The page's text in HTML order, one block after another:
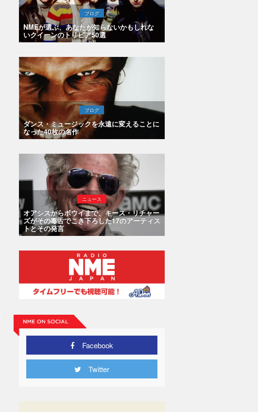
ブログ
NMEが選ぶ、あなたが知らないかもしれな
いクイーンのトリビア50選
ブログ
ダンス・ミュージックを永遠に変えることに
なった40枚の名作
ニュース
オアシスからボウイまで、キース・リチャー
ズがその毒舌でこき下ろした17のアーティス
トとその発言
Facebook
Twitter